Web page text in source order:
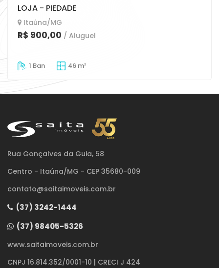
LOJA - PIEDADE
Itaúna/MG
R$ 900,00 / Aluguel
1 Ban 46 m²
Rua Gonçalves da Guia, 58
Centro - Itaúna/MG - CEP 35680-009
contato@saitaimoveis.com.br
(37) 3242-1444
(37) 98405-5326
www.saitaimoveis.com.br
CNPJ 16.814.352/0001-10 | CRECI J 424